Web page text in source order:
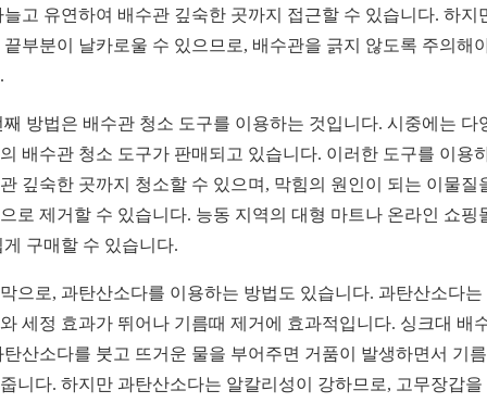
늘고 유연하여 배수관 깊숙한 곳까지 접근할 수 있습니다. 하지
끝부분이 날카로울 수 있으므로, 배수관을 긁지 않도록 주의해
째 방법은 배수관 청소 도구를 이용하는 것입니다. 시중에는 다
배수관 청소 도구가 판매되고 있습니다. 이러한 도구를 이용
깊숙한 곳까지 청소할 수 있으며, 막힘의 원인이 되는 이물질
로 제거할 수 있습니다. 능동 지역의 대형 마트나 온라인 쇼핑
게 구매할 수 있습니다.
으로, 과탄산소다를 이용하는 방법도 있습니다. 과탄산소다는
세정 효과가 뛰어나 기름때 제거에 효과적입니다. 싱크대 배
탄산소다를 붓고 뜨거운 물을 부어주면 거품이 발생하면서 기
니다. 하지만 과탄산소다는 알칼리성이 강하므로, 고무장갑을